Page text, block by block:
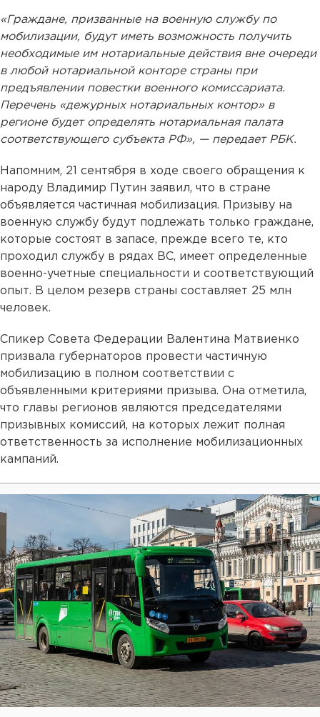
«Граждане, призванные на военную службу по
мобилизации, будут иметь возможность получить
необходимые им нотариальные действия вне очереди
в любой нотариальной конторе страны при
предъявлении повестки военного комиссариата.
Перечень «дежурных нотариальных контор» в
регионе будет определять нотариальная палата
соответствующего субъекта РФ», — передает РБК.
Напомним, 21 сентября в ходе своего обращения к
народу Владимир Путин заявил, что в стране
объявляется частичная мобилизация. Призыву на
военную службу будут подлежать только граждане,
которые состоят в запасе, прежде всего те, кто
проходил службу в рядах ВС, имеет определенные
военно-учетные специальности и соответствующий
опыт. В целом резерв страны составляет 25 млн
человек.
Спикер Совета Федерации Валентина Матвиенко
призвала губернаторов провести частичную
мобилизацию в полном соответствии с
объявленными критериями призыва. Она отметила,
что главы регионов являются председателями
призывных комиссий, на которых лежит полная
ответственность за исполнение мобилизационных
кампаний.